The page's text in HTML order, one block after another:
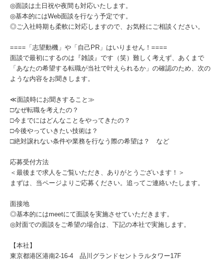
◎面談は土日祝や夜間も対応いたします。
◎基本的にはWeb面談を行なう予定です。
◎ご入社時期も柔軟に対応しますので、お気軽にご相談ください。
====「志望動機」や「自己PR」はいりません！====
面談で最初にするのは『雑談』です（笑）難しく考えず、あくまで
「あなたの希望する転職が当社で叶えられるか」の確認のため、次の
ような内容をお聞きします。
≪面談時にお聞きすること≫
□なぜ転職を考えたの？
□今までにはどんなことをやってきたの？
□今後やっていきたい技術は？
□絶対譲れない条件や業務を行なう際の希望は？ など
応募受付方法
＜最後まで求人をご覧いただき、ありがとうございます！＞
まずは、当ページよりご応募ください。追ってご連絡いたします。
面接地
◎基本的にはmeetにて面談を実施させていただきます。
◎対面での面談をご希望の場合は、下記の本社で実施します。
【本社】
東京都港区港南2-16-4 品川グランドセントラルタワー17F